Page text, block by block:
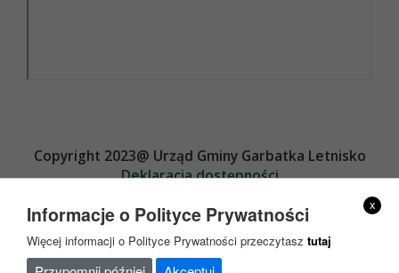
Copyright 2023@ Urząd Gminy Garbatka Letnisko
Deklaracja dostępności
x
Informacje o Polityce Prywatności
Więcej informacji o Polityce Prywatności przeczytasz tutaj